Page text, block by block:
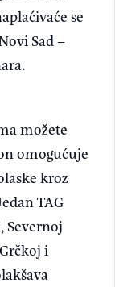
se
Sad –
možete
omogućuje
kroz
TAG
Severnoj
i